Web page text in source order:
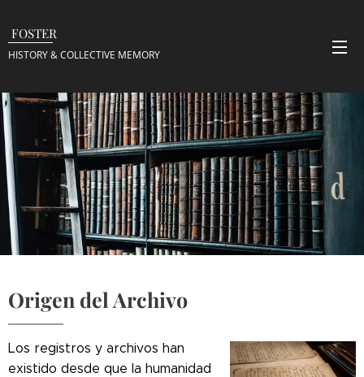
FOSTER
HISTORY & COLLECTIVE MEMORY
Origen del Archivo
Los registros y archivos han
existido desde que la humanidad